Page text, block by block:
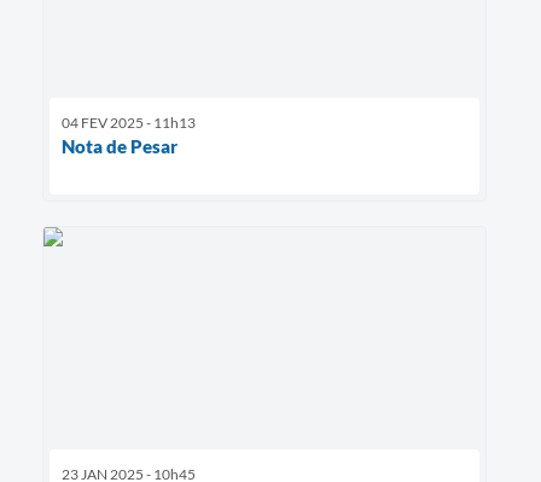
04 FEV 2025 - 11h13
Nota de Pesar
23 JAN 2025 - 10h45